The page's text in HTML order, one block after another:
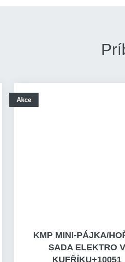
Akce
KMP MINI-PÁJKA/
SADA ELEKTRO V
KUFŘÍKU+10051